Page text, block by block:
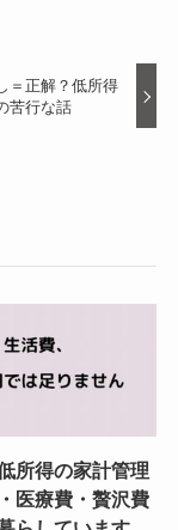
＝正解？低所得
苦行な話
所得の家計管理
医療費・贅沢費